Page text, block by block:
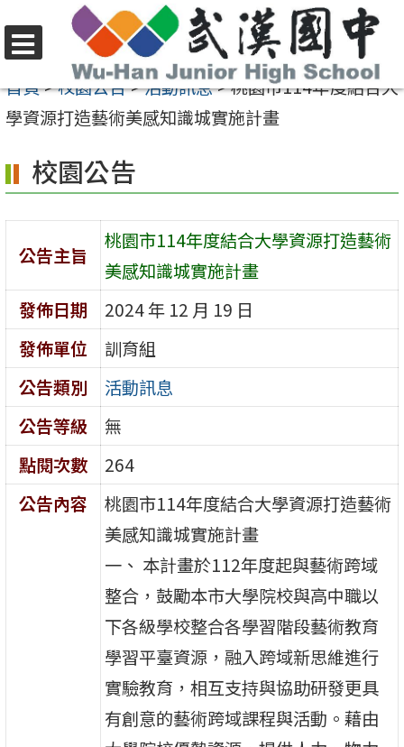
至
要
容
區
選
單
首頁>校園公告>活動訊息>桃園市114年度結合大
學資源打造藝術美感知識城實施計畫
校園公告
公告主旨
桃園市114年度結合大學資源打造藝術
美感知識城實施計畫
發佈日期
2024 年 12 月 19 日
發佈單位
訓育組
公告類別
活動訊息
公告等級
無
點閱次數
264
公告內容
桃園市114年度結合大學資源打造藝術
美感知識城實施計畫
一、 本計畫於112年度起與藝術跨域
整合，鼓勵本市大學院校與高中職以
下各級學校整合各學習階段藝術教育
學習平臺資源，融入跨域新思維進行
實驗教育，相互支持與協助研發更具
有創意的藝術跨域課程與活動。藉由